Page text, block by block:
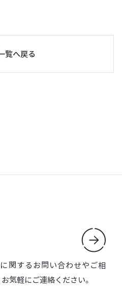
覧へ戻る
関するお問い合わせやご相
気軽にご連絡ください。